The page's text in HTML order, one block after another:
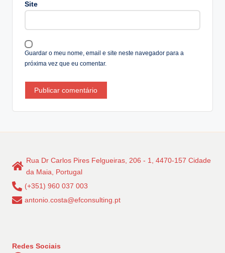
Site
Guardar o meu nome, email e site neste navegador para a
próxima vez que eu comentar.
ti
:
Rua Dr Carlos Pires Felgueiras, 206 - 1, 4470-157 Cidade
da Maia, Portugal
(+351) 960 037 003
antonio.costa@efconsulting.pt
Redes Sociais